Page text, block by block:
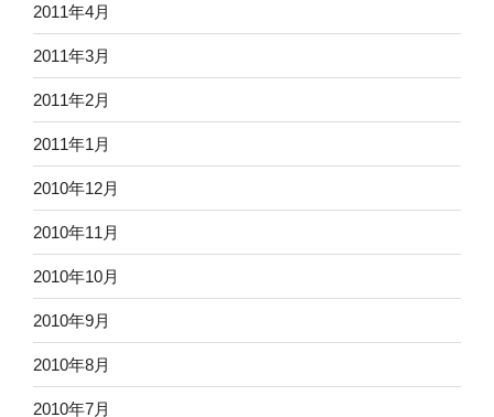
2011年4月
2011年3月
2011年2月
2011年1月
2010年12月
2010年11月
2010年10月
2010年9月
2010年8月
2010年7月